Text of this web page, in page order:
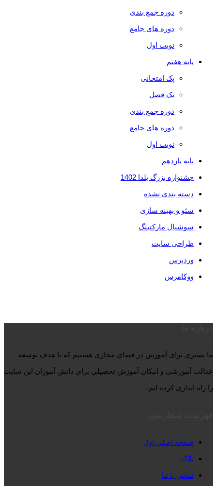
دوره جمع بندی
دوره های جامع
نوبت اول
پایه هفتم
پک امتحانی
تک فصل
دوره جمع بندی
دوره های جامع
نوبت اول
پایه یازدهم
جشنواره بزرگ یلدا 1402
دسته بندی نشده
سئو و بهینه سازی
سوشیال مارکتینگ
طراحی سایت
وردپرس
ووکامرس
ما بستری برای آموزش در فضای مجازی هستیم که با هدف توسعه
عدالت آموزشی و امکان آموزش تحصیلی برای دانش آموزان این سایت
را راه اندازی کرده ایم.
صفحه اصلی اول
بلاگ
تماس با ما